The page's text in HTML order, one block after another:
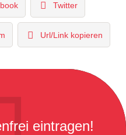
Twitter
Url/Link kopieren
eintragen!